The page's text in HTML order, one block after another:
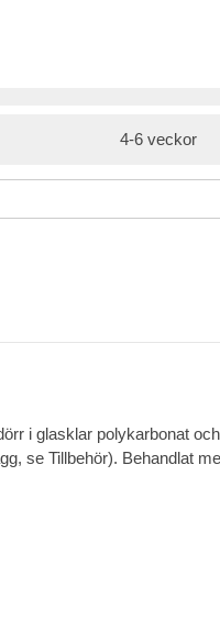
4-6 veckor
i glasklar polykarbonat
se Tillbehör). Behandlat